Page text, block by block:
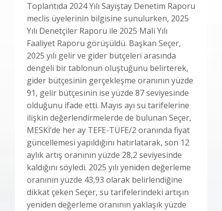
Toplantıda 2024 Yılı Sayıştay Denetim Raporu
meclis üyelerinin bilgisine sunulurken, 2025
Yılı Denetçiler Raporu ile 2025 Mali Yılı
Faaliyet Raporu görüşüldü. Başkan Seçer,
2025 yılı gelir ve gider bütçeleri arasında
dengeli bir tablonun oluştuğunu belirterek,
gider bütçesinin gerçekleşme oranının yüzde
91, gelir bütçesinin ise yüzde 87 seviyesinde
olduğunu ifade etti. Mayıs ayı su tarifelerine
ilişkin değerlendirmelerde de bulunan Seçer,
MESKİ’de her ay TEFE-TÜFE/2 oranında fiyat
güncellemesi yapıldığını hatırlatarak, son 12
aylık artış oranının yüzde 28,2 seviyesinde
kaldığını söyledi. 2025 yılı yeniden değerleme
oranının yüzde 43,93 olarak belirlendiğine
dikkat çeken Seçer, su tarifelerindeki artışın
yeniden değerleme oranının yaklaşık yüzde